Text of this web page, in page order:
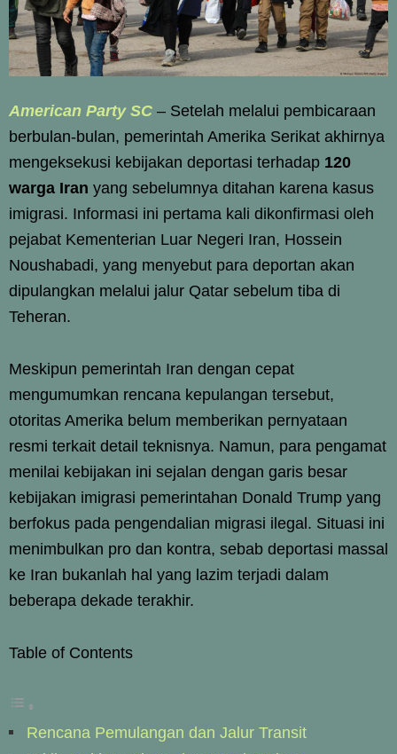
American Party SC – Setelah melalui pembicaraan
berbulan-bulan, pemerintah Amerika Serikat akhirnya
mengeksekusi kebijakan deportasi terhadap 120
warga Iran yang sebelumnya ditahan karena kasus
imigrasi. Informasi ini pertama kali dikonfirmasi oleh
pejabat Kementerian Luar Negeri Iran, Hossein
Noushabadi, yang menyebut para deportan akan
dipulangkan melalui jalur Qatar sebelum tiba di
Teheran.
Meskipun pemerintah Iran dengan cepat
mengumumkan rencana kepulangan tersebut,
otoritas Amerika belum memberikan pernyataan
resmi terkait detail teknisnya. Namun, para pengamat
menilai kebijakan ini sejalan dengan garis besar
kebijakan imigrasi pemerintahan Donald Trump yang
berfokus pada pengendalian migrasi ilegal. Situasi ini
menimbulkan pro dan kontra, sebab deportasi massal
ke Iran bukanlah hal yang lazim terjadi dalam
beberapa dekade terakhir.
Table of Contents
Rencana Pemulangan dan Jalur Transit